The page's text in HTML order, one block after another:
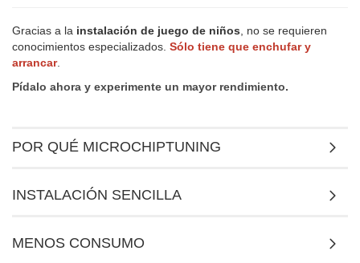
Gracias a la instalación de juego de niños , no se requieren
conocimientos especializados. Sólo tiene que enchufar y
arrancar.
Pídalo ahora y experimente un mayor rendimiento.
POR QUÉ MICROCHIPTUNING
INSTALACIÓN SENCILLA
MENOS CONSUMO